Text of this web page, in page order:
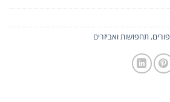
פורים, תחפושות ואביזרים